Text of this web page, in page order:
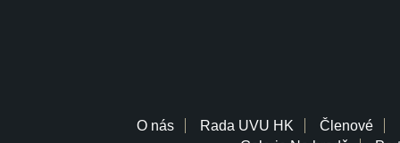
O nás Rada UVU HK Členové